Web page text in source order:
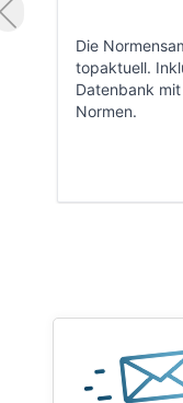
Die
topaktuell.
Datenbank
Normen.